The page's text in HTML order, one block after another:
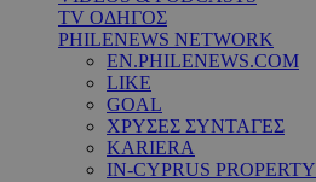
TV ΟΔΗΓΟΣ
PHILENEWS NETWORK
EN.PHILENEWS.COM
LIKE
GOAL
ΧΡΥΣΕΣ ΣΥΝΤΑΓΕΣ
KARIERA
IN-CYPRUS PROPERTY